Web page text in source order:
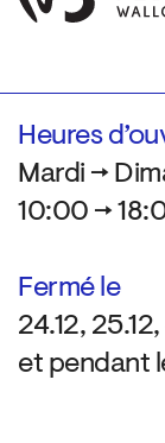
Heures
Mardi →
10:00 →
Fermé le
24.12, 25.12,
et pendant